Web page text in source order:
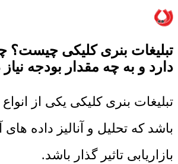
تبلیغات بنری کلیکی چیست؟
دارد و به چه مقدار بودجه نیاز
تبلیغات بنری کلیکی یکی از
باشد که تحلیل و آنالیز داده های
بازاریابی تاثیر گذار باشد.